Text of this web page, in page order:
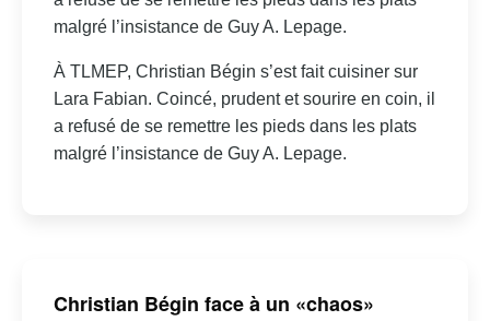
malgré l’insistance de Guy A. Lepage.
À TLMEP, Christian Bégin s’est fait cuisiner sur
Lara Fabian. Coincé, prudent et sourire en coin, il
a refusé de se remettre les pieds dans les plats
malgré l’insistance de Guy A. Lepage.
Christian Bégin face à un «chaos»